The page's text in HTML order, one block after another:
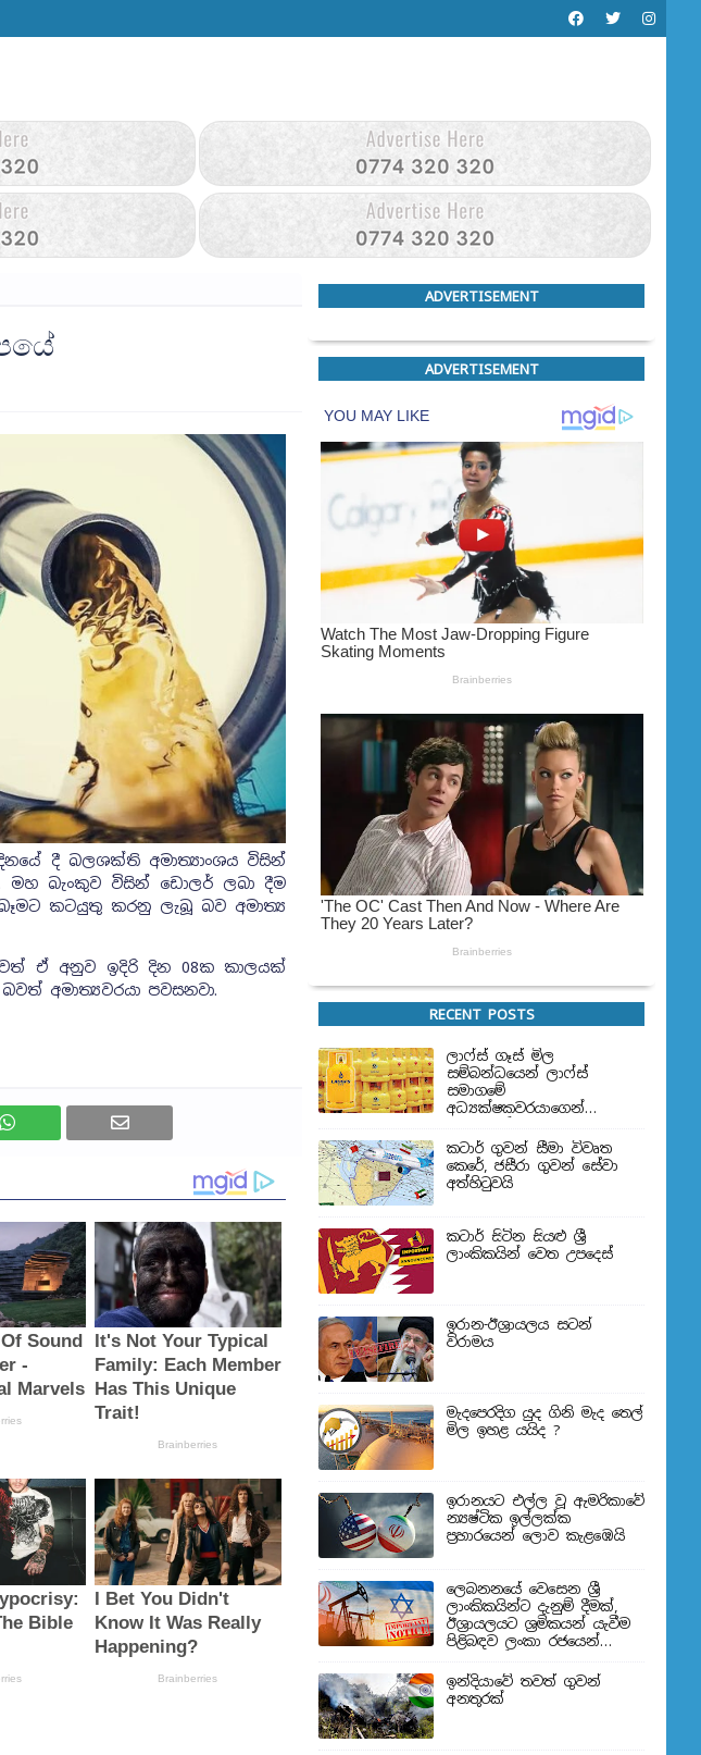
දී බලශක්ති අමාත්‍යාංශය විසින්
මහ බැංකුව විසින් ඩොලර් ලබා දීම
කටයුතු කරනු ලැබූ බව අමාත්‍ය
ඒ අනුව ඉදිරි දින 08ක කාලයක්
අමාත්‍යවරයා පවසනවා.
ADVERTISEMENT
ADVERTISEMENT
RECENT POSTS
ලාෆ්ස් ගෑස් මිල
සම්බන්ධයෙන් ලාෆ්ස්
සමාගමේ
අධ්‍යක්ෂකවරයාගෙන්
කටාර් ගුවන් සීමා විවෘත
කෙරේ, ජසීරා ගුවන් සේවා
අත්හි‍ටුවයි
කටාර් සිටින සියළු ශ්‍රී
ලාංකිකයින් වෙත උපදෙස්
ඉරාන-ඊශ්‍රායලය සටන්
විරාමය
මැදපෙරදිග යුද ගිනි මැද තෙල්
මිල ඉහළ යයිද ?
ඉරානයට එල්ල වූ ඇමරිකාවේ
න්‍යෂ්ටික ඉල්ලක්ක
ප්‍රහාරයෙන් ලොව කැළඹෙයි
ලෙබනනයේ වෙසෙන ශ්‍රී
ලාංකිකයින්ට දැනුම් දීමක්,
ඊශ්‍රායලයට ශ්‍රමිකයන් යැවීම
පිළිබඳව ලංකා රජයෙන්
ඉන්දියාවේ තවත් ගුවන්
අනතුරක්